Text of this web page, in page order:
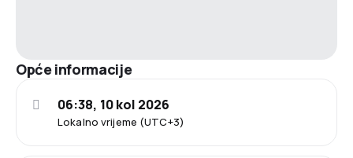
Opće informacije
Lokalno vrijeme (UTC+3)
06:38, 10 kol 2026